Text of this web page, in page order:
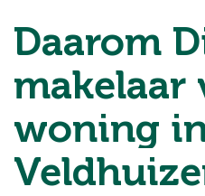
Daarom
woning